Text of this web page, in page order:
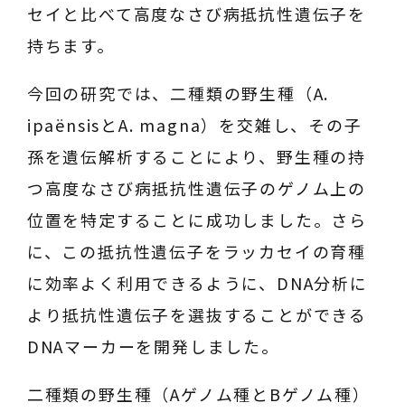
セイと比べて高度なさび病抵抗性遺伝子を
持ちます。
今回の研究では、二種類の野生種（A.
ipaënsisとA. magna）を交雑し、その子
孫を遺伝解析することにより、野生種の持
つ高度なさび病抵抗性遺伝子のゲノム上の
位置を特定することに成功しました。さら
に、この抵抗性遺伝子をラッカセイの育種
に効率よく利用できるように、DNA分析に
より抵抗性遺伝子を選抜することができる
DNAマーカーを開発しました。
二種類の野生種（Aゲノム種とBゲノム種）